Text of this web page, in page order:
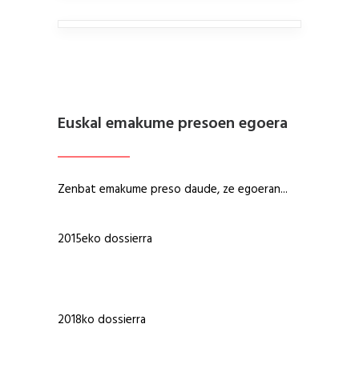
Euskal emakume presoen egoera
Zenbat emakume preso daude, ze egoeran...
2015eko dossierra
2018ko dossierra